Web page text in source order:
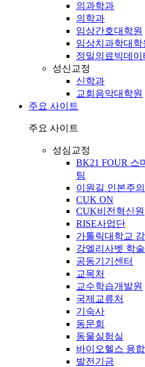
의과학과
의학과
임상간호대학원
임상치과학대학
정밀의료빅데이
성신교정
신학과
교회음악대학원
주요 사이트
주요 사이트
성심교정
BK21 FOUR 스
팀
이원길 인본주
CUK ON
CUK비전혁신원
RISE사업단
가톨릭대학교
강엘리사벳 학
공동기기센터
교목처
교수학습개발원
국제교류처
기숙사
동문회
동물실험실
바이오헬스 융
발전기금